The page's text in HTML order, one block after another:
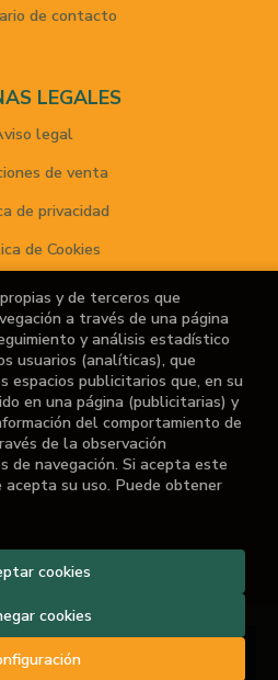
de contacto
LEGALES
legal
de venta
de privacidad
de Cookies
AL CLIENTE
somos
Noticias
el libro que buscas?
Letras. Todos los Derechos
y de terceros que
a través de una página
y análisis estadístico
usuarios (analíticas), que
espacios publicitarios que, en su
en una página (publicitarias) y
del comportamiento de
de la observación
de navegación. Si acepta este
acepta su uso. Puede obtener
cookies
cookies